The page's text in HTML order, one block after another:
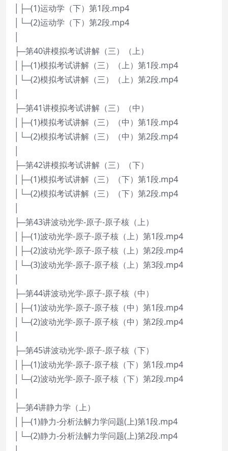
│├─(1)运动学（下）第1段.mp4
│└─(2)运动学（下）第2段.mp4
├─第40讲模拟考试讲解（三）（上）
│├─(1)模拟考试讲解（三）（上）第1段.mp4
│└─(2)模拟考试讲解（三）（上）第2段.mp4
├─第41讲模拟考试讲解（三）（中）
│├─(1)模拟考试讲解（三）（中）第1段.mp4
│└─(2)模拟考试讲解（三）（中）第2段.mp4
├─第42讲模拟考试讲解（三）（下）
│├─(1)模拟考试讲解（三）（下）第1段.mp4
│└─(2)模拟考试讲解（三）（下）第2段.mp4
├─第43讲波动光学-原子-原子核（上）
│├─(1)波动光学-原子-原子核（上）第1段.mp4
│├─(2)波动光学-原子-原子核（上）第2段.mp4
│└─(3)波动光学-原子-原子核（上）第3段.mp4
├─第44讲波动光学-原子-原子核（中）
│├─(1)波动光学-原子-原子核（中）第1段.mp4
│└─(2)波动光学-原子-原子核（中）第2段.mp4
├─第45讲波动光学-原子-原子核（下）
│├─(1)波动光学-原子-原子核（下）第1段.mp4
│└─(2)波动光学-原子-原子核（下）第2段.mp4
├─第4讲静力学（上）
│├─(1)静力-分析法解力学问题(上)第1段.mp4
│└─(2)静力-分析法解力学问题(上)第2段.mp4